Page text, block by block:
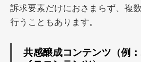
訴求要素だけにおさまらず、複
行うこともあります。
共感醸成コンテンツ（例